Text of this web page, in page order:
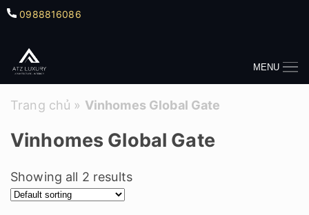
0988816086
MENU
Trang chủ » Vinhomes Global Gate
Vinhomes Global Gate
Showing all 2 results